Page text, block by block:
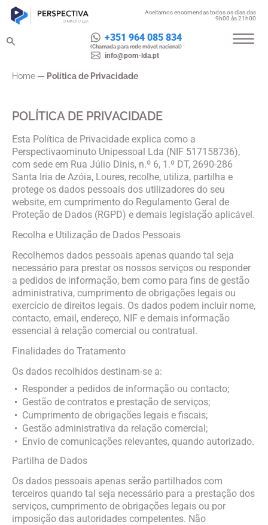
Aceitamos encomendas todos os dias das
9h00 às 21h00
+351 964 085 834
info@pom-lda.pt
(Chamada para rede móvel nacional)
Home— Política de Privacidade
POLÍTICA DE PRIVACIDADE
Esta Política de Privacidade explica como a
Perspectivaominuto Unipessoal Lda (NIF 517158736),
com sede em Rua Júlio Dinis, n.º 6, 1.º DT, 2690-286
Santa Iria de Azóia, Loures, recolhe, utiliza, partilha e
protege os dados pessoais dos utilizadores do seu
website, em cumprimento do Regulamento Geral de
Proteção de Dados (RGPD) e demais legislação aplicável.
Recolha e Utilização de Dados Pessoais
Recolhemos dados pessoais apenas quando tal seja
necessário para prestar os nossos serviços ou responder
a pedidos de informação, bem como para fins de gestão
administrativa, cumprimento de obrigações legais ou
exercício de direitos legais. Os dados podem incluir nome,
contacto, email, endereço, NIF e demais informação
essencial à relação comercial ou contratual.
Finalidades do Tratamento
Os dados recolhidos destinam-se a:
Responder a pedidos de informação ou contacto;
Gestão de contratos e prestação de serviços;
Cumprimento de obrigações legais e fiscais;
Gestão administrativa da relação comercial;
Envio de comunicações relevantes, quando autorizado.
Partilha de Dados
Os dados pessoais apenas serão partilhados com
terceiros quando tal seja necessário para a prestação dos
serviços, cumprimento de obrigações legais ou por
imposição das autoridades competentes. Não